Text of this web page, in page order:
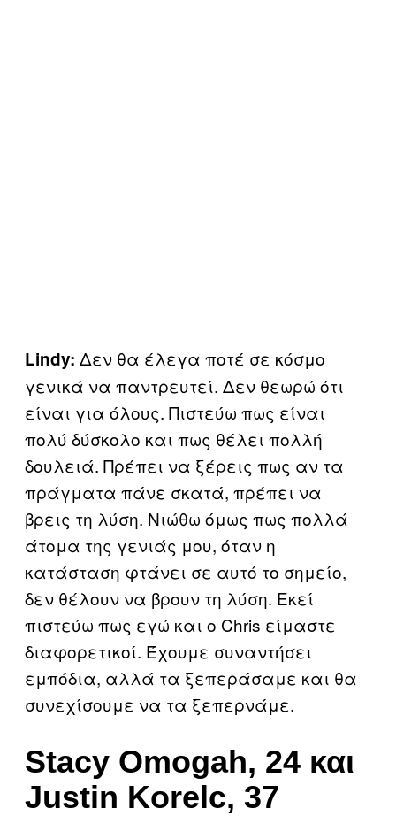
Lindy: Δεν θα έλεγα ποτέ σε κόσμο
γενικά να παντρευτεί. Δεν θεωρώ ότι
είναι για όλους. Πιστεύω πως είναι
πολύ δύσκολο και πως θέλει πολλή
δουλειά. Πρέπει να ξέρεις πως αν τα
πράγματα πάνε σκατά, πρέπει να
βρεις τη λύση. Νιώθω όμως πως πολλά
άτομα της γενιάς μου, όταν η
κατάσταση φτάνει σε αυτό το σημείο,
δεν θέλουν να βρουν τη λύση. Εκεί
πιστεύω πως εγώ και ο Chris είμαστε
διαφορετικοί. Έχουμε συναντήσει
εμπόδια, αλλά τα ξεπεράσαμε και θα
συνεχίσουμε να τα ξεπερνάμε.
Stacy Omogah, 24 και
Justin Korelc, 37